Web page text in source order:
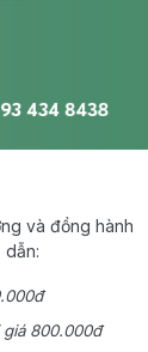
và đồng hành
dẫn:
giá 800.000đ